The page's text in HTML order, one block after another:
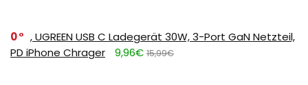
0
, UGREEN USB C Ladegerät 30W, 3-Port GaN Netzteil,
PD iPhone Chrager
9,96€ 15,99€